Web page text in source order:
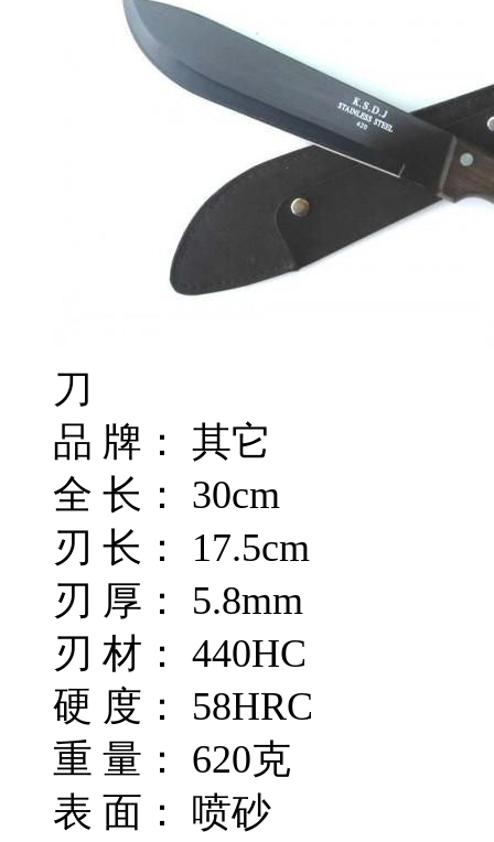
刀
品 牌： 其它
全 长： 30cm
刃 长： 17.5cm
刃 厚： 5.8mm
刃 材： 440HC
硬 度： 58HRC
重 量： 620克
表 面： 喷砂